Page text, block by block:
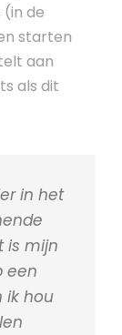
de
starten
aan
als dit
in het
is mijn
een
ik hou